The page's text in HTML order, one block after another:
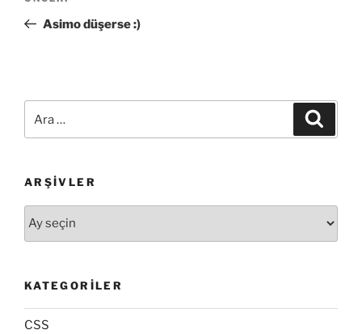
YazıAsimo düşerse :)
ARŞIVLER
KATEGORILER
CSS